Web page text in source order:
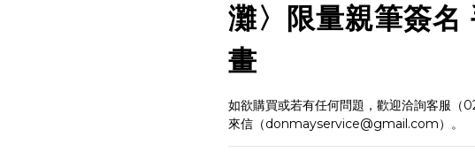
灘〉限量親筆簽名
畫
如欲購買或若有任何問題，歡迎洽詢客服（
來信（donmayservice@gmail.com）。